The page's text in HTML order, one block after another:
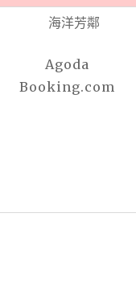
Agoda
Booking.com